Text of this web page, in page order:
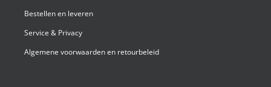
Bestellen en leveren
Service & Privacy
Algemene voorwaarden en retourbeleid